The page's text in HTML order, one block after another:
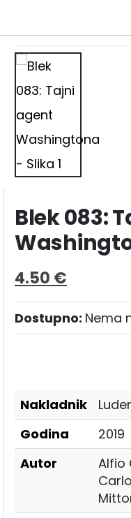
Blek 083:
4.50 €
Dostupno: Nema
Nakladnik
Godina
2019
Autor
Alfio